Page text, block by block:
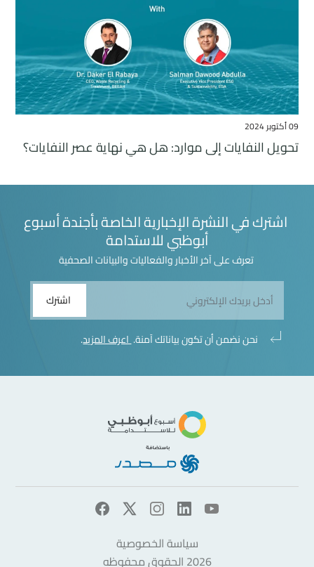
09 أكتوبر 2024
تحويل النفايات إلى موارد: هل هي نهاية عصر النفايات؟
اشترك في النشرة الإخبارية الخاصة بأجندة أسبوع
أبوظبي للاستدامة
تعرف على آخر الأخبار والفعاليات والبيانات الصحفية
اشترك
نحن نضمن أن تكون بياناتك آمنة.اعرف المزيد.
2026 الحقوق محفوظه
سياسة الخصوصية